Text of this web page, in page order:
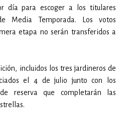
día para escoger a los titulares
Media Temporada. Los votos
etapa no serán transferidos a
incluidos los tres jardineros de
el 4 de julio junto con los
reserva que completarán las